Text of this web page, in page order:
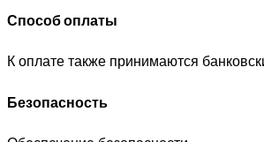
Способ оплаты
К оплате также принимаются
Безопасность